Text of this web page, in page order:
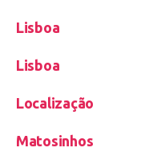
Lisboa
Lisboa
Localização
Matosinhos